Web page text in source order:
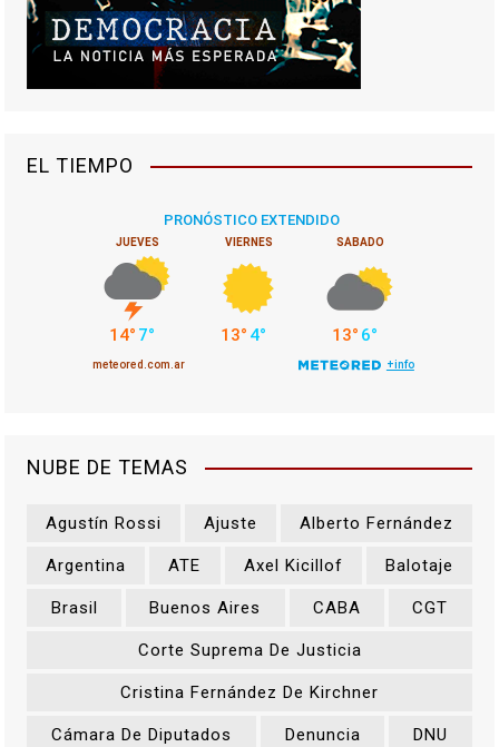
EL TIEMPO
NUBE DE TEMAS
Agustín Rossi Ajuste Alberto Fernández
Argentina ATE Axel Kicillof Balotaje
Brasil Buenos Aires CABA CGT
Corte Suprema De Justicia
Cristina Fernández De Kirchner
Cámara De Diputados Denuncia DNU